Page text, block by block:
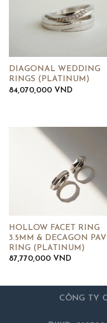
DIAGONAL WEDDING
RINGS (PLATINUM)
84,070,000 VND
HOLLOW FACET RING
3.5MM & DECAGON
RING (PLATINUM)
87,770,000 VND
CÔNG TY